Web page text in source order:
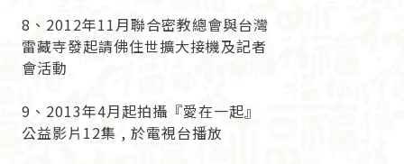
8、2012年11月聯合密教總會與台灣
雷藏寺發起請佛住世擴大接機及記者
會活動
9、2013年4月起拍攝『愛在一起』
公益影片12集 , 於電視台播放